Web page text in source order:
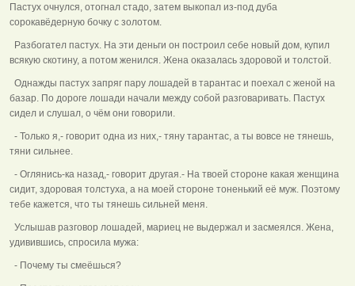
Пастух очнулся, отогнал стадо, затем выкопал из-под дуба
сорокавёдерную бочку с золотом.
Разбогател пастух. На эти деньги он построил себе новый дом, купил
всякую скотину, а потом женился. Жена оказалась здоровой и толстой.
Однажды пастух запряг пару лошадей в тарантас и поехал с женой на
базар. По дороге лошади начали между собой разговаривать. Пастух
сидел и слушал, о чём они говорили.
- Только я,- говорит одна из них,- тяну тарантас, а ты вовсе не тянешь,
тяни сильнее.
- Оглянись-ка назад,- говорит другая.- На твоей стороне какая женщина
сидит, здоровая толстуха, а на моей стороне тоненький её муж. Поэтому
тебе кажется, что ты тянешь сильней меня.
Услышав разговор лошадей, мариец не выдержал и засмеялся. Жена,
удивившись, спросила мужа:
- Почему ты смеёшься?